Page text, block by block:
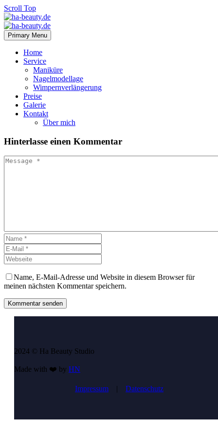
Scroll Top
Primary Menu
Home
Service
Maniküre
Nagelmodellage
Wimpernverlängerung
Preise
Galerie
Kontakt
Über mich
Hinterlasse einen Kommentar
Name, E-Mail-Adresse und Website in diesem Browser für
meinen nächsten Kommentar speichern.
Kommentar senden
2024 © Ha Beauty Studio
Made with ❤️ by HN
Impressum | Datenschutz